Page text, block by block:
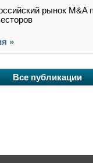
рынок M&A
»
Все публикации